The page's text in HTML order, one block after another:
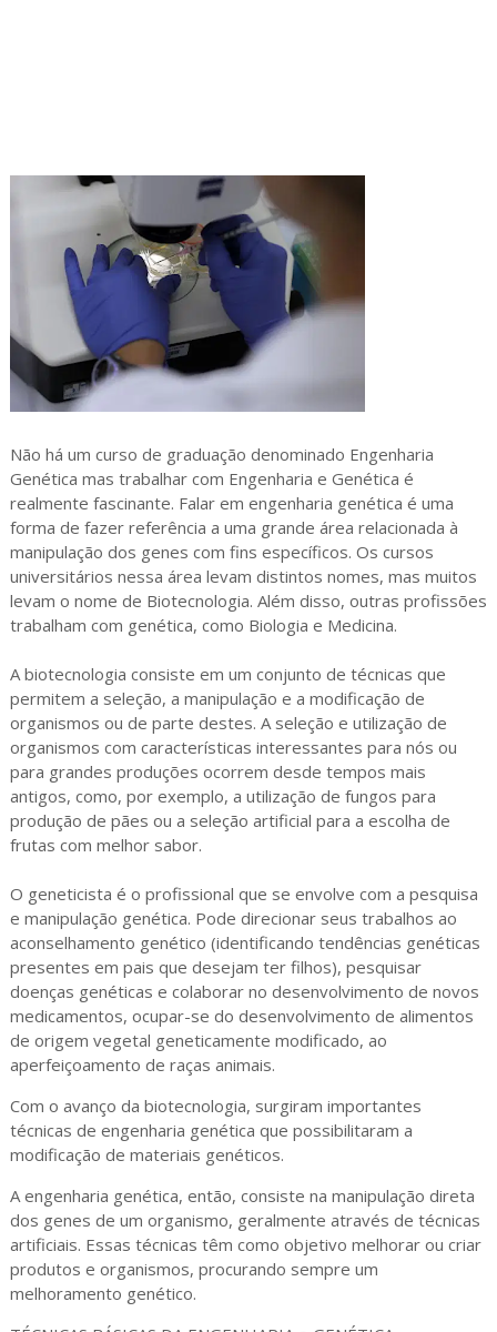
Não há um curso de graduação denominado Engenharia
Genética mas trabalhar com Engenharia e Genética é
realmente fascinante. Falar em engenharia genética é uma
forma de fazer referência a uma grande área relacionada à
manipulação dos genes com fins específicos. Os cursos
universitários nessa área levam distintos nomes, mas muitos
levam o nome de Biotecnologia. Além disso, outras profissões
trabalham com genética, como Biologia e Medicina.
A biotecnologia consiste em um conjunto de técnicas que
permitem a seleção, a manipulação e a modificação de
organismos ou de parte destes. A seleção e utilização de
organismos com características interessantes para nós ou
para grandes produções ocorrem desde tempos mais
antigos, como, por exemplo, a utilização de fungos para
produção de pães ou a seleção artificial para a escolha de
frutas com melhor sabor.
O geneticista é o profissional que se envolve com a pesquisa
e manipulação genética. Pode direcionar seus trabalhos ao
aconselhamento genético (identificando tendências genéticas
presentes em pais que desejam ter filhos), pesquisar
doenças genéticas e colaborar no desenvolvimento de novos
medicamentos, ocupar-se do desenvolvimento de alimentos
de origem vegetal geneticamente modificado, ao
aperfeiçoamento de raças animais.
Com o avanço da biotecnologia, surgiram importantes
técnicas de engenharia genética que possibilitaram a
modificação de materiais genéticos.
A engenharia genética, então, consiste na manipulação direta
dos genes de um organismo, geralmente através de técnicas
artificiais. Essas técnicas têm como objetivo melhorar ou criar
produtos e organismos, procurando sempre um
melhoramento genético.